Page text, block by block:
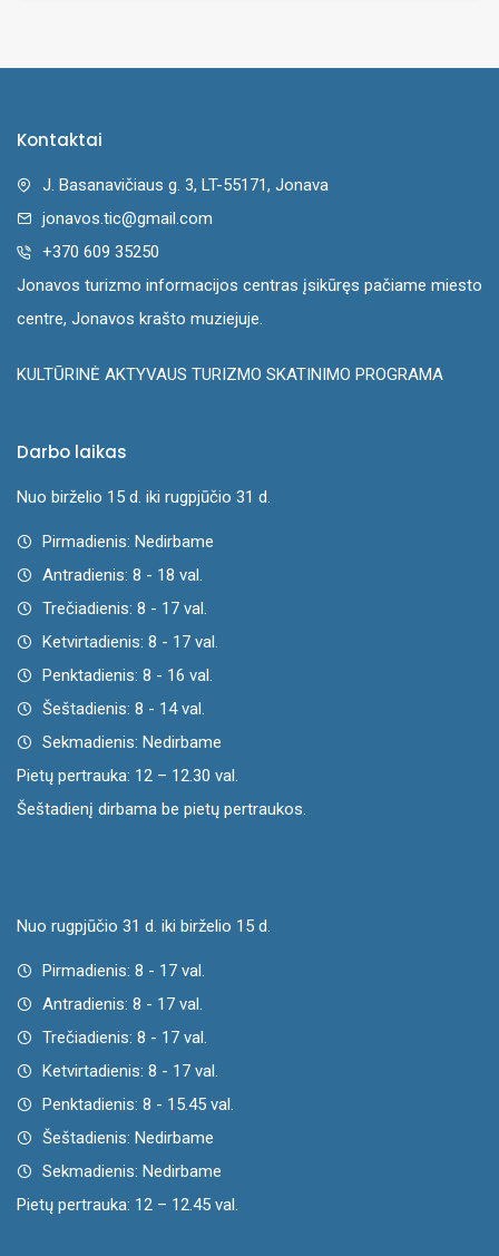
Kontaktai
J. Basanavičiaus g. 3, LT-55171, Jonava
jonavos.tic@gmail.com
+370 609 35250
Jonavos turizmo informacijos centras įsikūręs pačiame miesto
centre, Jonavos krašto muziejuje.
KULTŪRINĖ AKTYVAUS TURIZMO SKATINIMO PROGRAMA
Darbo laikas
Nuo birželio 15 d. iki rugpjūčio 31 d.
Pirmadienis: Nedirbame
Antradienis: 8 - 18 val.
Trečiadienis: 8 - 17 val.
Ketvirtadienis: 8 - 17 val.
Penktadienis: 8 - 16 val.
Šeštadienis: 8 - 14 val.
Sekmadienis: Nedirbame
Pietų pertrauka: 12 – 12.30 val.
Šeštadienį dirbama be pietų pertraukos.
Nuo rugpjūčio 31 d. iki birželio 15 d.
Pirmadienis: 8 - 17 val.
Antradienis: 8 - 17 val.
Trečiadienis: 8 - 17 val.
Ketvirtadienis: 8 - 17 val.
Penktadienis: 8 - 15.45 val.
Šeštadienis: Nedirbame
Sekmadienis: Nedirbame
Pietų pertrauka: 12 – 12.45 val.